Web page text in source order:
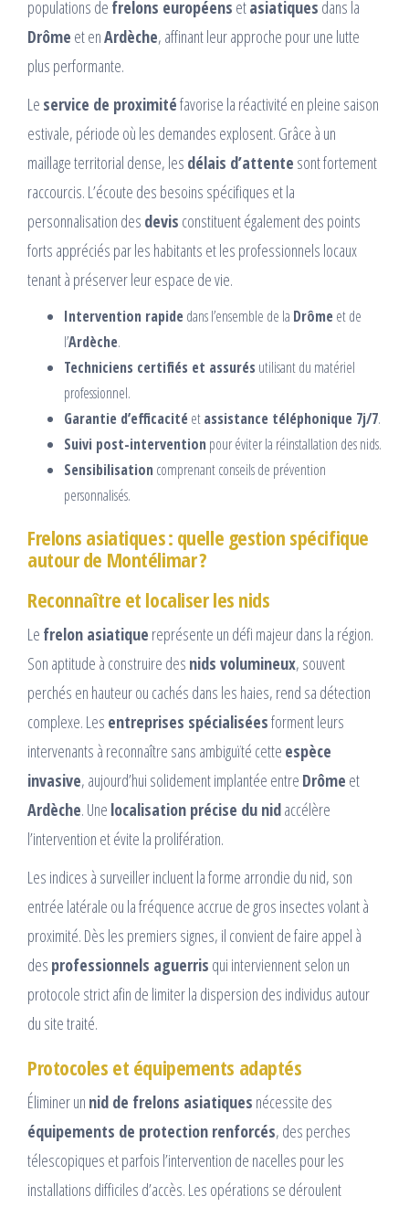
populations de frelons européens etasiatiques dans la
Drôme et enArdèche, affinant leur approche pour une lutte
plus performante.
Le service de proximitéfavorise la réactivité en pleine saison
estivale, période où les demandes explosent. Grâce à un
maillage territorial dense, les délais d’attente sont fortement
raccourcis. L’écoute des besoins spécifiques et la
personnalisation des devis constituent également des points
forts appréciés par les habitants et les professionnels locaux
tenant à préserver leur espace de vie.
Intervention rapide dans l’ensemble de la Drôme et de
l’Ardèche.
Techniciens certifiés et assurés utilisant du matériel
professionnel.
Garantie d’efficacité etassistance téléphonique 7j/7.
Suivi post-intervention pour éviter la réinstallation des nids.
Sensibilisation comprenant conseils de prévention
personnalisés.
Frelons asiatiques : quelle gestion spécifique
autour de Montélimar ?
Reconnaître et localiser les nids
Le frelon asiatique représente un défi majeur dans la région.
Son aptitude à construire des nids volumineux, souvent
perchés en hauteur ou cachés dans les haies, rend sa détection
complexe. Les entreprises spécialiséesforment leurs
intervenants à reconnaître sans ambiguïté cette espèce
invasive, aujourd’hui solidement implantée entre Drôme et
Ardèche. Une localisation précise du nidaccélère
l’intervention et évite la prolifération.
Les indices à surveiller incluent la forme arrondie du nid, son
entrée latérale ou la fréquence accrue de gros insectes volant à
proximité. Dès les premiers signes, il convient de faire appel à
des professionnels aguerris qui interviennent selon un
protocole strict afin de limiter la dispersion des individus autour
du site traité.
Protocoles et équipements adaptés
Éliminer un nid de frelons asiatiques nécessite des
équipements de protection renforcés, des perches
télescopiques et parfois l’intervention de nacelles pour les
installations difficiles d’accès. Les opérations se déroulent